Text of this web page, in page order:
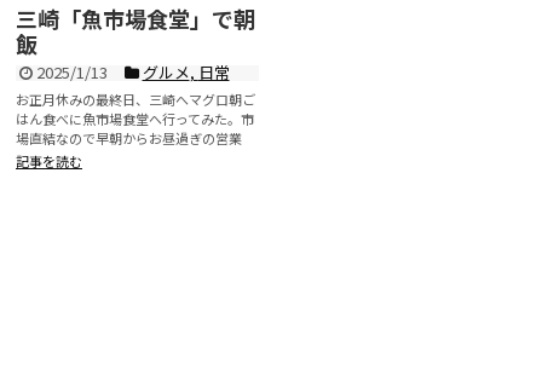
三崎「魚市場食堂」で朝
飯
2025/1/13 グルメ, 日常
お正月休みの最終日、三崎へマグロ朝ご
はん食べに魚市場食堂へ行ってみた。市
場直結なので早朝からお昼過ぎの営業
で、日曜は5時から営業しているよ...
記事を読む